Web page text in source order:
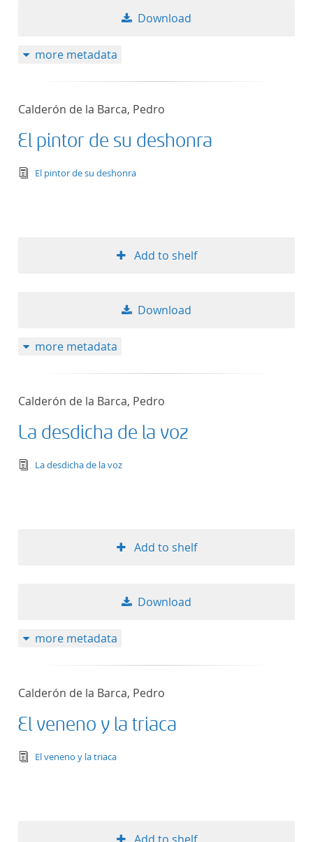
Download
more metadata
Calderón de la Barca, Pedro
El pintor de su deshonra
text/tg.edition+tg.aggregation+xml
El pintor de su deshonra
Add to shelf
Download
more metadata
Calderón de la Barca, Pedro
La desdicha de la voz
text/tg.edition+tg.aggregation+xml
La desdicha de la voz
Add to shelf
Download
more metadata
Calderón de la Barca, Pedro
El veneno y la triaca
text/tg.edition+tg.aggregation+xml
El veneno y la triaca